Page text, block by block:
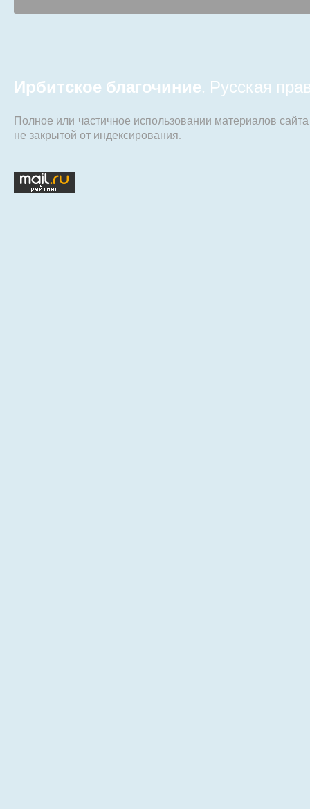
Ирбитское благочиние. Русская
Полное или частичное использовании материалов
не закрытой от индексирования.